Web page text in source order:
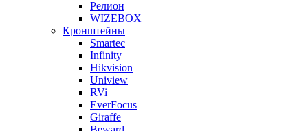
Релион
WIZEBOX
Кронштейны
Smartec
Infinity
Hikvision
Uniview
RVi
EverFocus
Giraffe